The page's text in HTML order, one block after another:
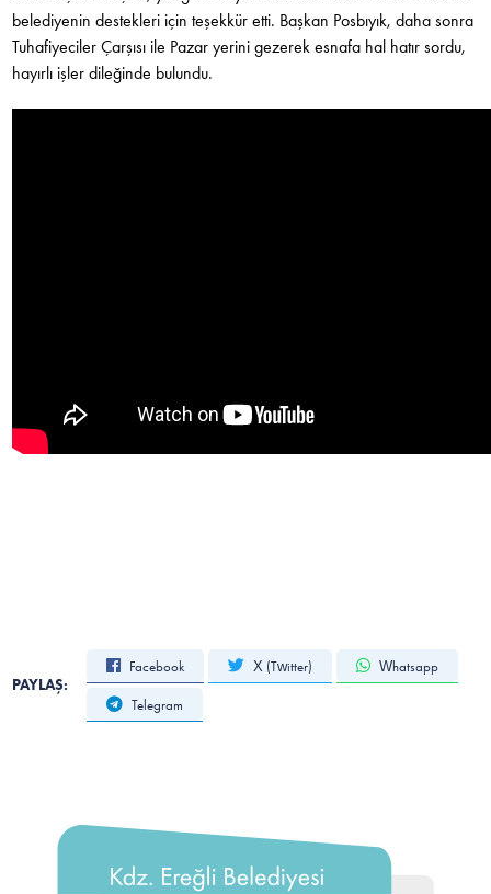
belediyenin destekleri için teşekkür etti. Başkan Posbıyık, daha sonra
Tuhafiyeciler Çarşısı ile Pazar yerini gezerek esnafa hal hatır sordu,
hayırlı işler dileğinde bulundu.
PAYLAŞ:
Facebook X (Twitter) Whatsapp
Telegram